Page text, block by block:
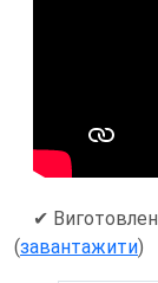
✔
(завантажити)